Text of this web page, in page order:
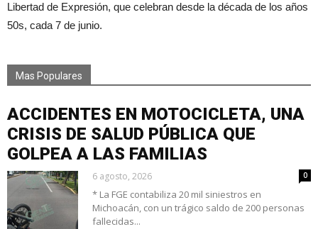
Libertad de Expresión, que celebran desde la década de los años
50s, cada 7 de junio.
Mas Populares
ACCIDENTES EN MOTOCICLETA, UNA
CRISIS DE SALUD PÚBLICA QUE
GOLPEA A LAS FAMILIAS
6 agosto, 2026 0
* La FGE contabiliza 20 mil siniestros en
Michoacán, con un trágico saldo de 200 personas
fallecidas...